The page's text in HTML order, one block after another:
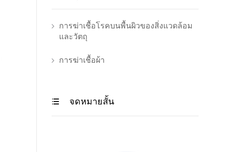
การฆ่าเชื้อโรคบนพื้นผิวของสิ่งแวดล้อม
และวัตถุ
การฆ่าเชื้อผ้า
 จดหมายสั้น